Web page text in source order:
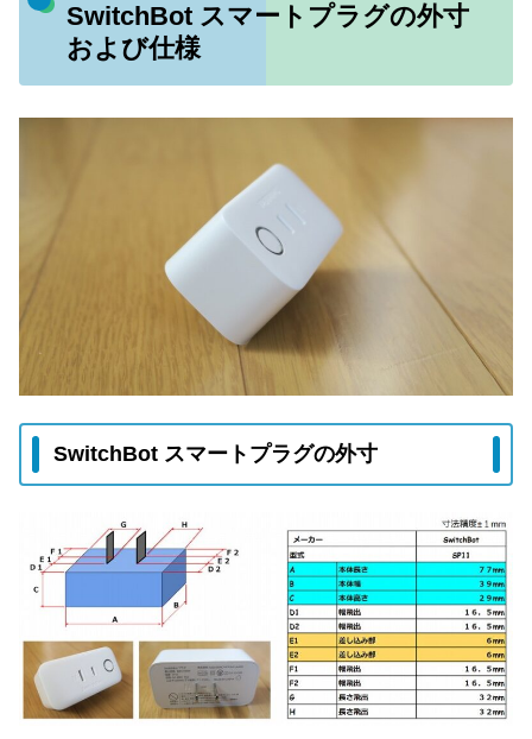
SwitchBot スマートプラグの外寸
および仕様
SwitchBot スマートプラグの外寸